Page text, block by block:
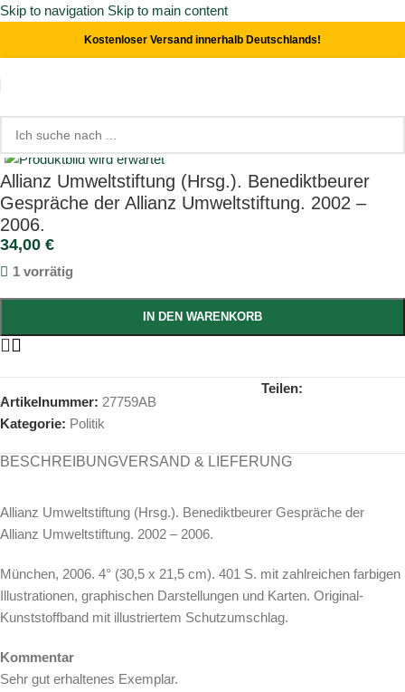
Skip to navigation Skip to main content
Kostenloser Versand innerhalb Deutschlands!
Start/ PolitikClick to enlarge
Allianz Umweltstiftung (Hrsg.). Benediktbeurer
Gespräche der Allianz Umweltstiftung. 2002 –
2006.
34,00 €
1 vorrätig
IN DEN WARENKORB
Artikelnummer: 27759AB
Kategorie: Politik
Teilen:
BESCHREIBUNGVERSAND & LIEFERUNG
Allianz Umweltstiftung (Hrsg.). Benediktbeurer Gespräche der
Allianz Umweltstiftung. 2002 – 2006.
München, 2006. 4° (30,5 x 21,5 cm). 401 S. mit zahlreichen farbigen
Illustrationen, graphischen Darstellungen und Karten. Original-
Kunststoffband mit illustriertem Schutzumschlag.
Kommentar
Sehr gut erhaltenes Exemplar.